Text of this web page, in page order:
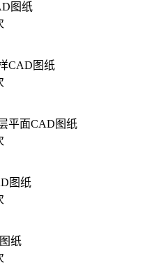
图纸
CAD图纸
平面CAD图纸
图纸
纸